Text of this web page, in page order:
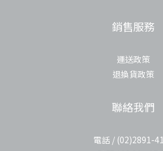
銷售服務
運送政策
退換貨政策
聯絡我們
電話 / (02)2891-